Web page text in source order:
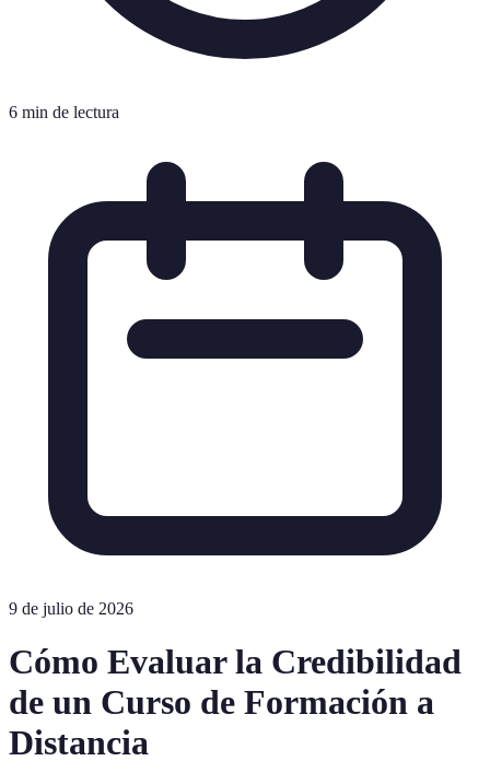
6 min de lectura
9 de julio de 2026
Cómo Evaluar la Credibilidad
de un Curso de Formación a
Distancia